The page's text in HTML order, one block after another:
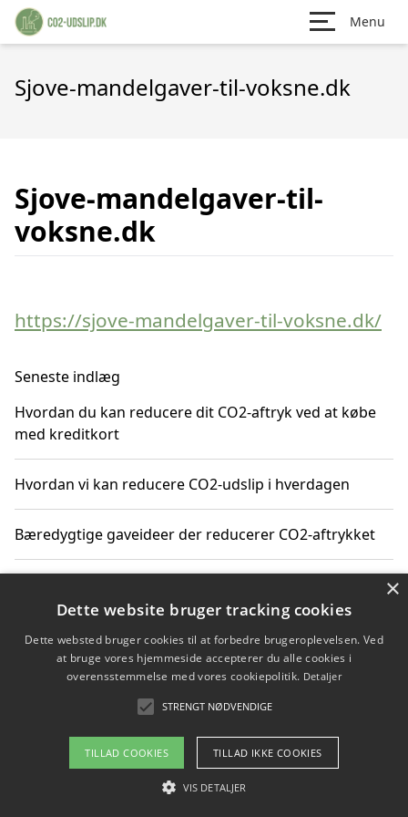
Menu
Sjove-mandelgaver-til-voksne.dk
Sjove-mandelgaver-til-
voksne.dk
https://sjove-mandelgaver-til-voksne.dk/
Seneste indlæg
Hvordan du kan reducere dit CO2-aftryk ved at købe
med kreditkort
Hvordan vi kan reducere CO2-udslip i hverdagen
Bæredygtige gaveideer der reducerer CO2-aftrykket
Hvordan gadgets til hjemmet kan reducere CO2-udslip
Copyright 2026 - Pilanto Aps
Om / kontakt
Blog Betingelser
×
Dette website bruger tracking cookies
Dette websted bruger cookies til at forbedre brugeroplevelsen. Ved
at bruge vores hjemmeside accepterer du alle cookies i
overensstemmelse med vores cookiepolitik. Detaljer
STRENGT NØDVENDIGE
TILLAD COOKIES TILLAD IKKE COOKIES
VIS DETALJER